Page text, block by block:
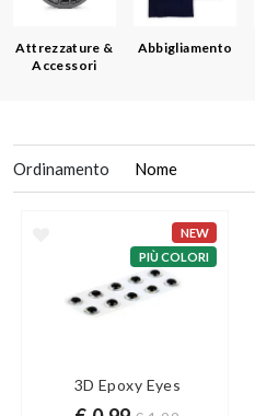
Attrezzature &
Accessori
Abbigliamento
Ordinamento
NEW
PIÙ COLORI
3D Epoxy Eyes